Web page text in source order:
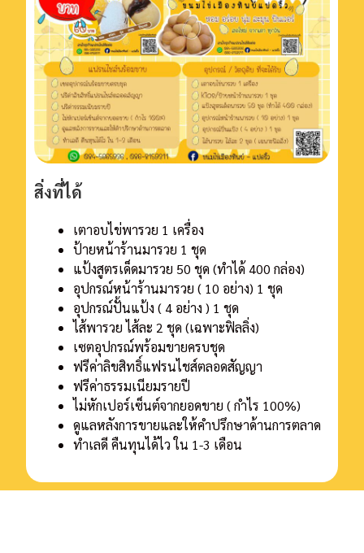
สิ่งที่ได้
เตาอบไข่พารวย 1 เครื่อง
ป้ายหน้าร้านมารวย 1 ชุด
แป้งสูตรเด็ดมารวย 50 ชุด (ทําได้ 400 กล่อง)
อุปกรณ์หน้าร้านมารวย ( 10 อย่าง) 1 ชุด
อุปกรณ์ปั้นแป้ง ( 4 อย่าง ) 1 ชุด
ไส้พารวย ไส้ละ 2 ชุด (เฉพาะฟิลลิ่ง)
เซตอุปกรณ์พร้อมขายครบชุด
ฟรีค่าลิขสิทธิ์แฟรนไชส์ตลอดสัญญา
ฟรีค่าธรรมเนียมรายปี
ไม่หักเปอร์เซ็นต์จากยอดขาย ( กําไร 100%)
ดูแลหลังการขายและให้คําปรึกษาด้านการตลาด
ทําเลดี คืนทุนได้ไว ใน 1-3 เดือน